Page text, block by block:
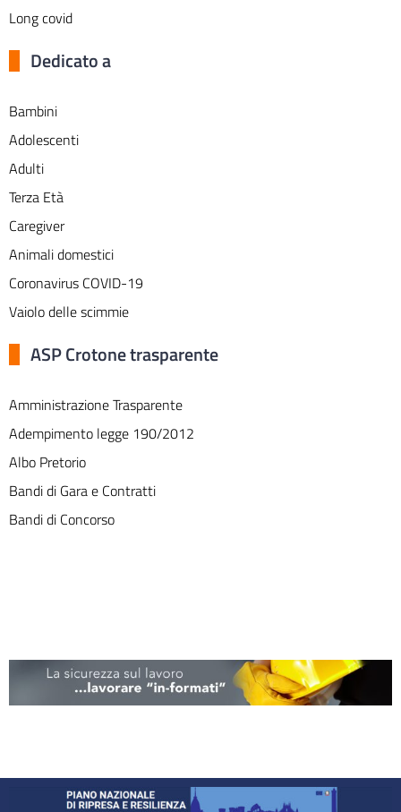
Long covid
Dedicato a
Bambini
Adolescenti
Adulti
Terza Età
Caregiver
Animali domestici
Coronavirus COVID-19
Vaiolo delle scimmie
ASP Crotone trasparente
Amministrazione Trasparente
Adempimento legge 190/2012
Albo Pretorio
Bandi di Gara e Contratti
Bandi di Concorso